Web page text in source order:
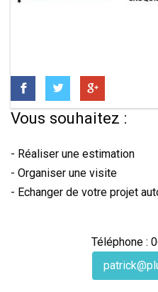
Vous souhaitez :
- Réaliser une estimation
- Organiser une visite
- Echanger de votre projet
Téléphone :